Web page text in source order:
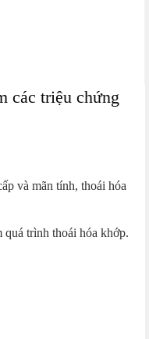
các triệu chứng
và mãn tính, thoái hóa
trình thoái hóa khớp.